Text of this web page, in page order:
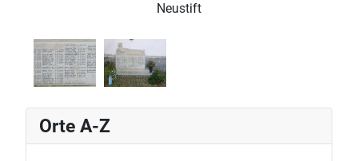
Neustift
Orte A-Z